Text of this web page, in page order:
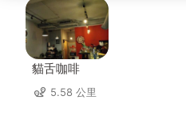
貓舌咖啡
5.58 公里